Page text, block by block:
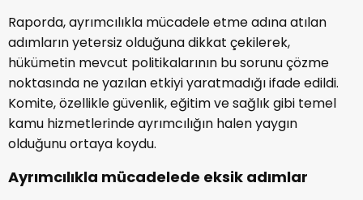
Raporda, ayrımcılıkla mücadele etme adına atılan
adımların yetersiz olduğuna dikkat çekilerek,
hükümetin mevcut politikalarının bu sorunu çözme
noktasında ne yazılan etkiyi yaratmadığı ifade edildi.
Komite, özellikle güvenlik, eğitim ve sağlık gibi temel
kamu hizmetlerinde ayrımcılığın halen yaygın
olduğunu ortaya koydu.
Ayrımcılıkla mücadelede eksik adımlar